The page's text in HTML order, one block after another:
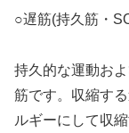
○遅筋(持久筋・
持久的な運動お
筋です。収縮す
ルギーにして収